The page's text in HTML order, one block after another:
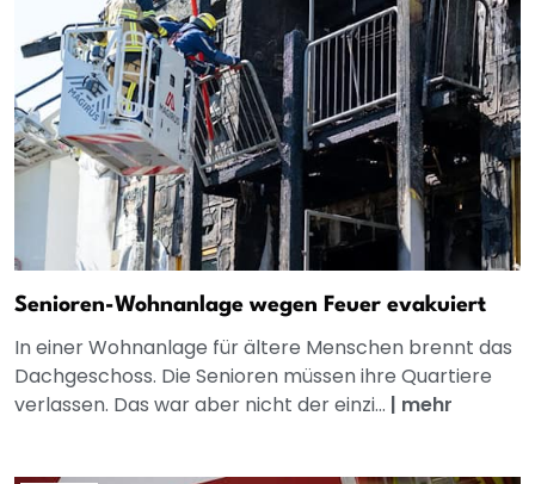
Senioren-Wohnanlage wegen Feuer evakuiert
In einer Wohnanlage für ältere Menschen brennt das
Dachgeschoss. Die Senioren müssen ihre Quartiere
verlassen. Das war aber nicht der einzi... | mehr